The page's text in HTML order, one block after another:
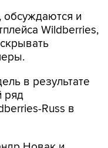
и
Wildberries,
в результате
ряд
Russ в